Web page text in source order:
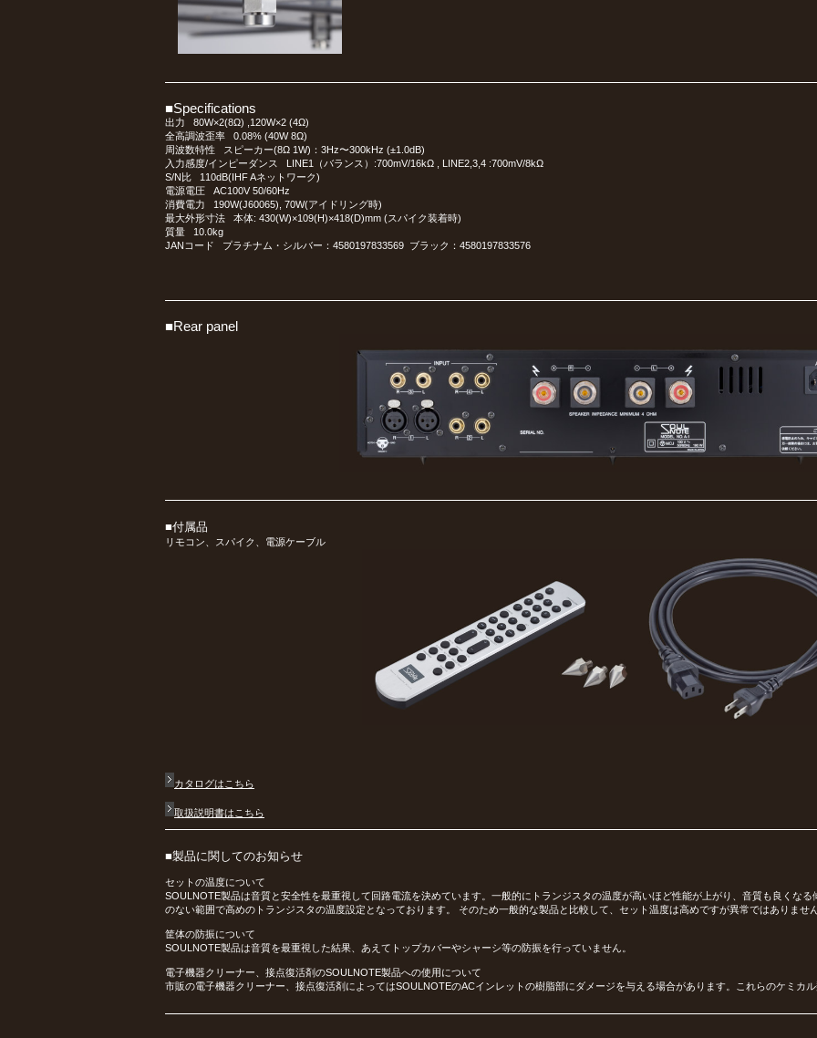
■Specifications
出力 80W×2(8Ω) ,120W×2 (4Ω)
全高調波歪率 0.08% (40W 8Ω)
周波数特性 スピーカー(8Ω 1W)：3Hz〜300kHz (±1.0dB)
入力感度/インピーダンス LINE1（バランス）:700mV/16kΩ , LINE2,3,4 :700mV/8kΩ
S/N比 110dB(IHF Aネットワーク)
電源電圧 AC100V 50/60Hz
消費電力 190W(J60065), 70W(アイドリング時)
最大外形寸法 本体: 430(W)×109(H)×418(D)mm (スパイク装着時)
質量 10.0kg
JANコード プラチナム・シルバー：4580197833569 ブラック：4580197833576
■Rear panel
■付属品
リモコン、スパイク、電源ケーブル
カタログはこちら
取扱説明書はこちら
■製品に関してのお知らせ
セットの温度について
SOULNOTE製品は音質と安全性を最重視して回路電流を決めています。一般的にトランジスタの温度が高いほど性能が上がり、音質も良くな
のない範囲で高めのトランジスタの温度設定となっております。 そのため一般的な製品と比較して、セット温度は高めですが異常ではありません
筐体の防振について
SOULNOTE製品は音質を最重視した結果、あえてトップカバーやシャーシ等の防振を行っていません。
電子機器クリーナー、接点復活剤のSOULNOTE製品への使用について
市販の電子機器クリーナー、接点復活剤によってはSOULNOTEのACインレットの樹脂部にダメージを与える場合があります。これらのケミカ